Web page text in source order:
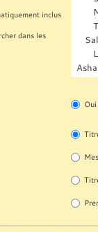
inclus
dans les
Oui